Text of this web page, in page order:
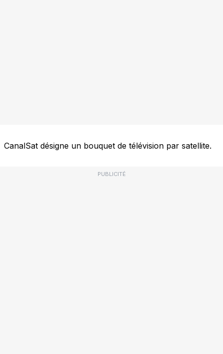
CanalSat désigne un bouquet de télévision par satellite.
PUBLICITÉ